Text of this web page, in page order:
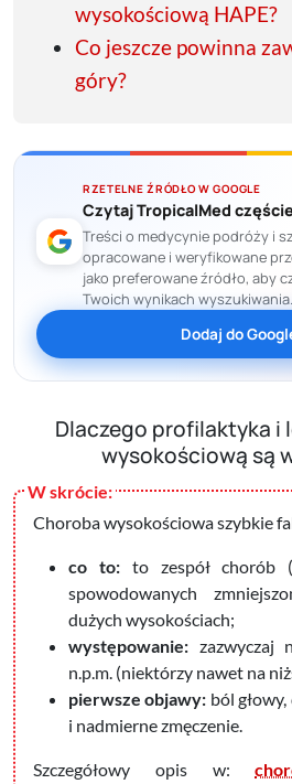
wysokościową HAPE?
Co jeszcze powinna
góry?
RZETELNE ŹRÓDŁO W GOOGLE
Czytaj TropicalMed
Treści o medycynie podróży i
opracowane i weryfikowane
jako preferowane źródło, aby
Twoich wynikach wyszukiwania.
Dodaj do
Dlaczego profilaktyka i
wysokościową są
Choroba wysokościowa szybkie
co to:to zespół chorób
spowodowanych
dużych wysokościach;
występowanie: zazwyczaj
n.p.m. (niektórzy nawet na
pierwsze objawy: ból
i nadmierne zmęczenie.
Szczegółowy opis w: